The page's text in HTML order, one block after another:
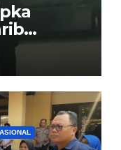
untuk
di KM